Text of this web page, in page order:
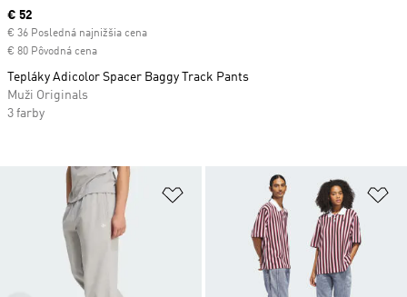
Pridať do zoznamu želaných
Current price
€ 52
€ 36 Posledná najnižšia cena
€ 80 Pôvodná cena
Tepláky Adicolor Spacer Baggy Track Pants
Muži Originals
3 farby